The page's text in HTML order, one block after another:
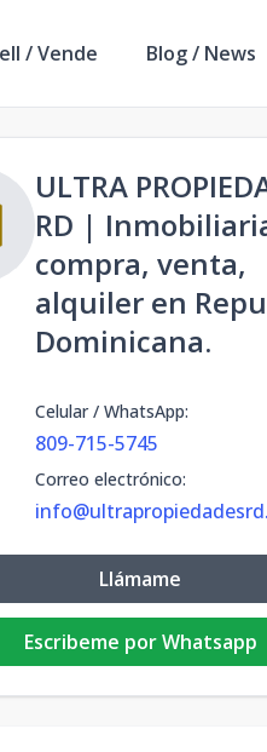
/ Vende Blog / News
ULTRA
RD |
compra, venta,
alquiler en
Dominicana.
Celular / WhatsApp:
809-715-5745
Correo electrónico:
Llámame
Escribeme por Whatsapp